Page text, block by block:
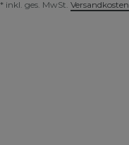
* inkl. ges. MwSt. Versandkosten